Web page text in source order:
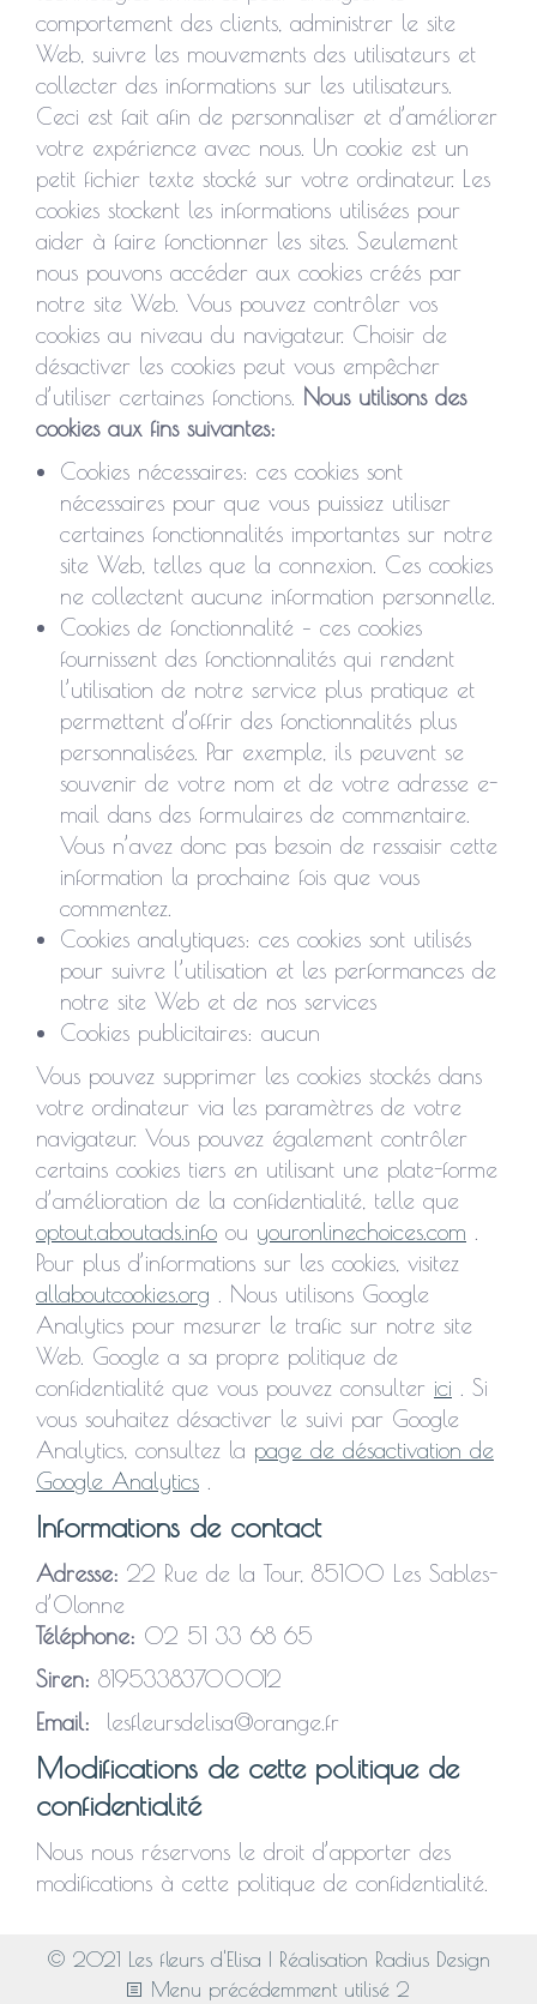
comportement des clients, administrer le site
Web, suivre les mouvements des utilisateurs et
collecter des informations sur les utilisateurs.
Ceci est fait afin de personnaliser et d’améliorer
votre expérience avec nous. Un cookie est un
petit fichier texte stocké sur votre ordinateur. Les
cookies stockent les informations utilisées pour
aider à faire fonctionner les sites. Seulement
nous pouvons accéder aux cookies créés par
notre site Web. Vous pouvez contrôler vos
cookies au niveau du navigateur. Choisir de
désactiver les cookies peut vous empêcher
d’utiliser certaines fonctions. Nous utilisons des
cookies aux fins suivantes:
Cookies nécessaires: ces cookies sont
nécessaires pour que vous puissiez utiliser
certaines fonctionnalités importantes sur notre
site Web, telles que la connexion. Ces cookies
ne collectent aucune information personnelle.
Cookies de fonctionnalité – ces cookies
fournissent des fonctionnalités qui rendent
l’utilisation de notre service plus pratique et
permettent d’offrir des fonctionnalités plus
personnalisées. Par exemple, ils peuvent se
souvenir de votre nom et de votre adresse e-
mail dans des formulaires de commentaire.
Vous n’avez donc pas besoin de ressaisir cette
information la prochaine fois que vous
commentez.
Cookies analytiques: ces cookies sont utilisés
pour suivre l’utilisation et les performances de
notre site Web et de nos services
Cookies publicitaires: aucun
Vous pouvez supprimer les cookies stockés dans
votre ordinateur via les paramètres de votre
navigateur. Vous pouvez également contrôler
certains cookies tiers en utilisant une plate-forme
d’amélioration de la confidentialité, telle que
optout.aboutads.info ou youronlinechoices.com
Pour plus d’informations sur les cookies, visitez
allaboutcookies.org . Nous utilisons Google
Analytics pour mesurer le trafic sur notre site
Web. Google a sa propre politique de
confidentialité que vous pouvez consulter ici . Si
vous souhaitez désactiver le suivi par Google
Analytics, consultez la page de désactivation de
Google Analytics
Informations de contact
Adresse: 22 Rue de la Tour, 85100 Les Sables-
d’Olonne
Téléphone: 02 51 33 68 65
Siren: 81953383700012
Email: lesfleursdelisa@orange.fr
Modifications de cette politique de
confidentialité
Nous nous réservons le droit d’apporter des
modifications à cette politique de confidentialité.
© 2021 Les fleurs d'Elisa | Réalisation Radius Design
Menu précédemment utilisé 2